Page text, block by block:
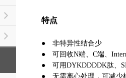
特点
● 非特异性结合少
● 可回收N端、C端、
● 可用DYKDDDDK肽、
● 无需离心处理，可减少